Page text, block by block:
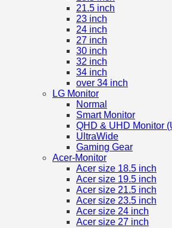
21.5 inch
23 inch
24 inch
27 inch
30 inch
32 inch
34 inch
over 34 inch
LG Monitor
Normal
Smart Monitor
QHD & UHD Monitor
UltraWide
Gaming Gear
Acer-Monitor
Acer size 18.5 inch
Acer size 19.5 inch
Acer size 21.5 inch
Acer size 23.5 inch
Acer size 24 inch
Acer size 27 inch